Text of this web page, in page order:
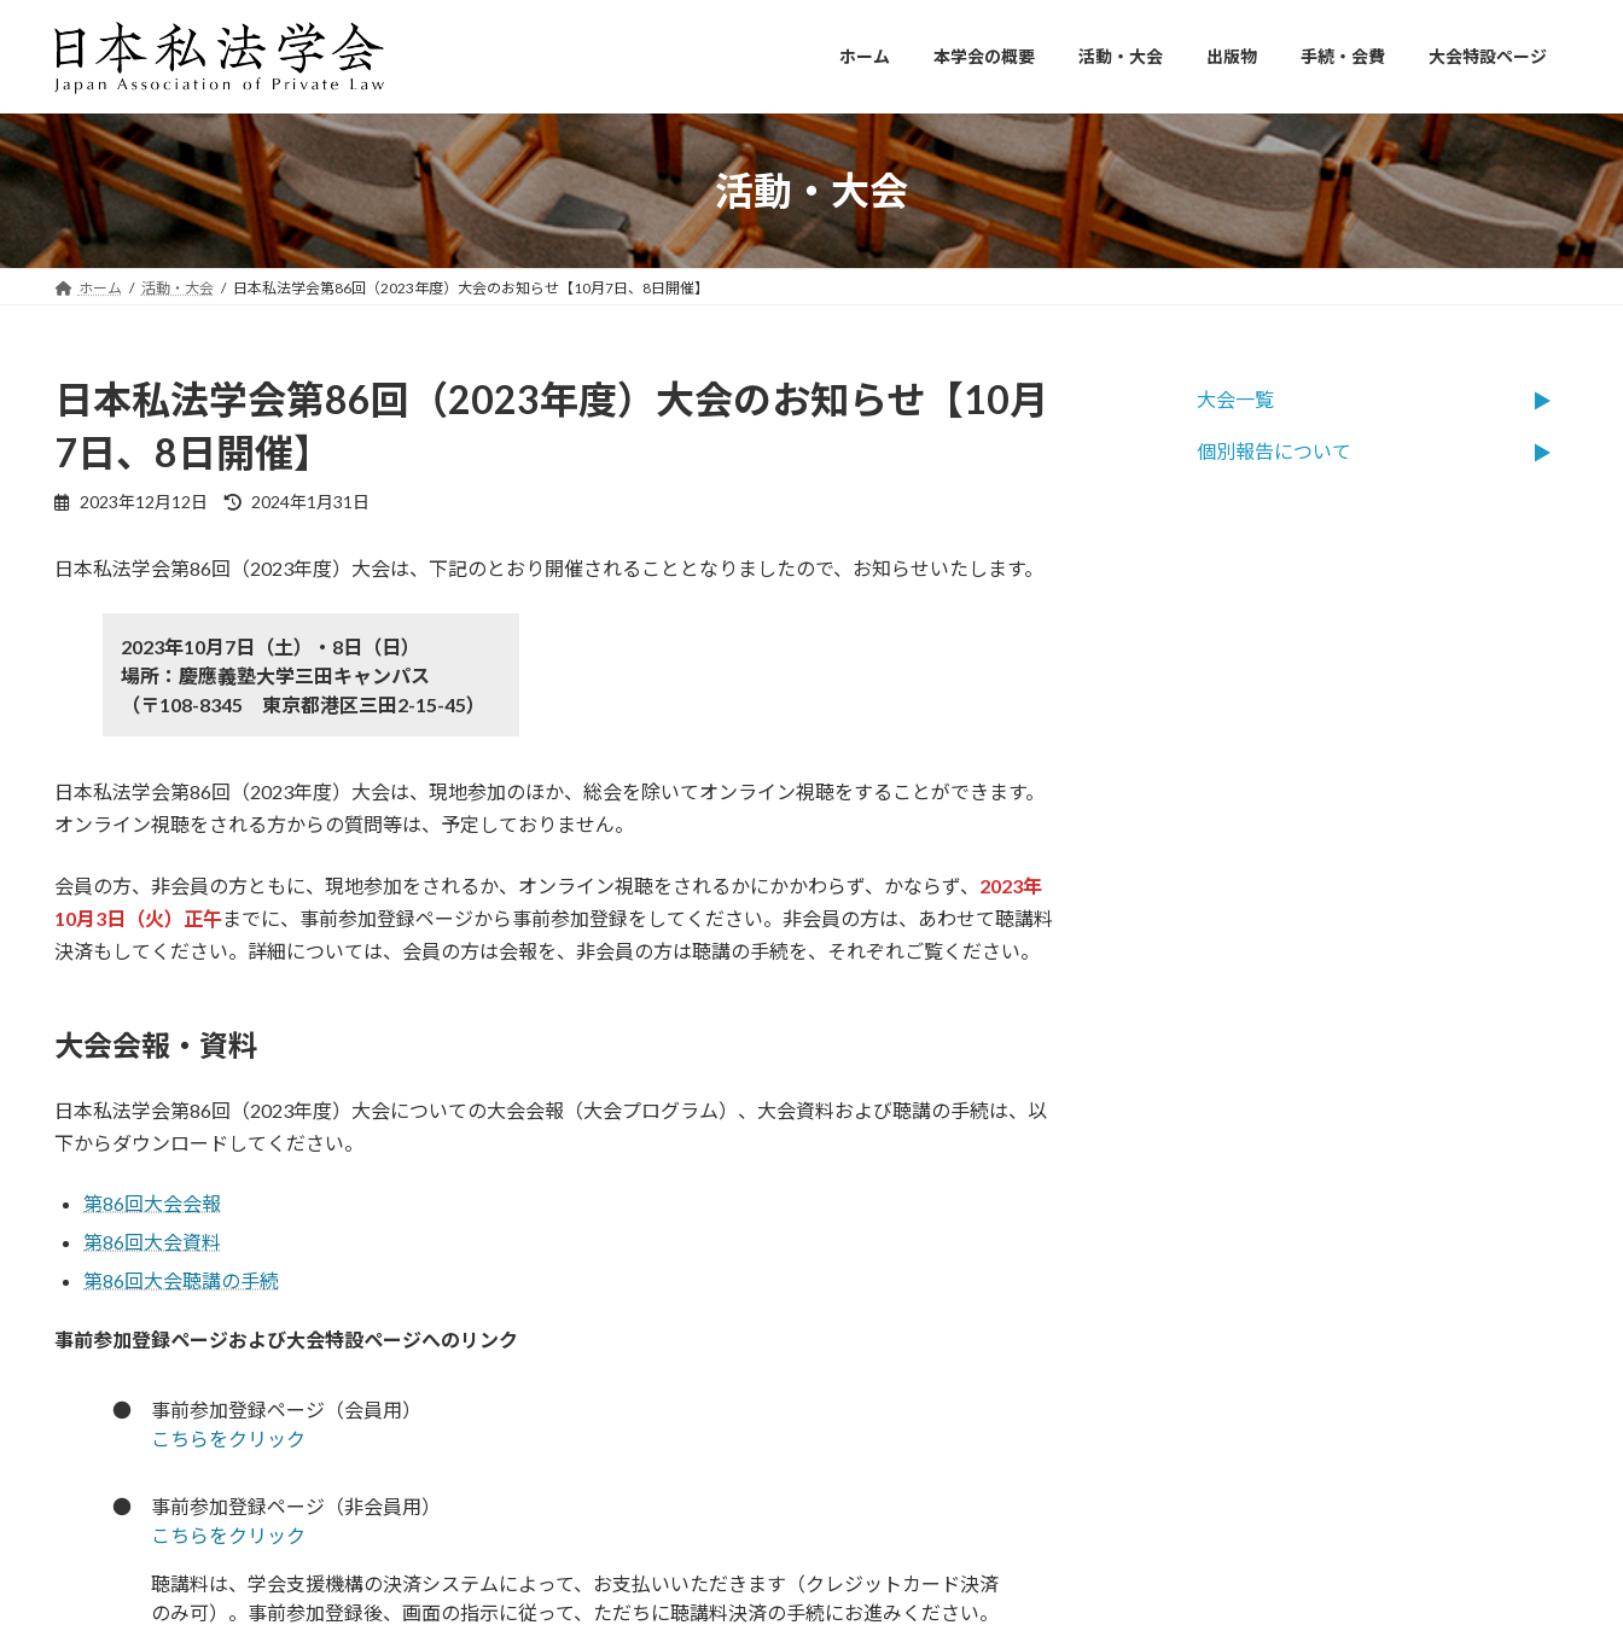
ツ
へ
ス
ッ
プ
シ
ョ
ン
移
動
ホーム 本学会の概要 活動・大会 出版物 手続・会費 大会特設ページ
活動・大会
ホーム 活動・大会 日本私法学会第86回（2023年度）大会のお知らせ【10月7日、8日開催】
日本私法学会第86回（2023年度）大会のお知らせ【10月
7日、8日開催】
2023年12月12日
最
新
:
2024年1月31日
日本私法学会第86回（2023年度）大会は、下記のとおり開催されることとなりましたので、お知らせいたします。
2023年10月7日（土）・8日（日）
場所：慶應義塾大学三田キャンパス
（〒108-8345 東京都港区三田2-15-45）
日本私法学会第86回（2023年度）大会は、現地参加のほか、総会を除いてオンライン視聴をすることができます。
オンライン視聴をされる方からの質問等は、予定しておりません。
会員の方、非会員の方ともに、現地参加をされるか、オンライン視聴をされるかにかかわらず、かならず、 2023年
10月3日（火）正午までに、事前参加登録ページから事前参加登録をしてください。非会員の方は、あわせて聴講料
決済もしてください。詳細については、会員の方は会報を、非会員の方は聴講の手続を、それぞれご覧ください。
大会会報・資料
日本私法学会第86回（2023年度）大会についての大会会報（大会プログラム）、大会資料および聴講の手続は、以
下からダウンロードしてください。
第86回大会会報
第86回大会資料
第86回大会聴講の手続
事前参加登録ページおよび大会特設ページへのリンク
●
事前参加登録ページ（会員用）
こちらをクリック
●
事前参加登録ページ（非会員用）
こちらをクリック
聴講料は、学会支援機構の決済システムによって、お支払いいただきます（クレジットカード決済
のみ可）。事前参加登録後、画面の指示に従って、ただちに聴講料決済の手続にお進みください。
大会一覧
個別報告について